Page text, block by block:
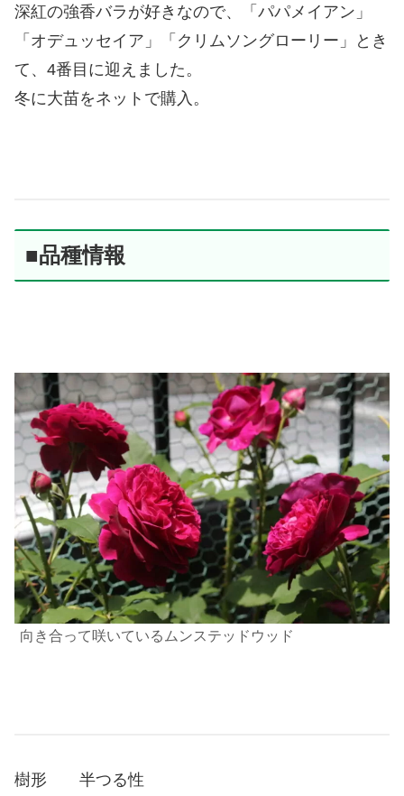
深紅の強香バラが好きなので、「パパメイアン」
「オデュッセイア」「クリムソングローリー」とき
て、4番目に迎えました。
冬に大苗をネットで購入。
■品種情報
向き合って咲いているムンステッドウッド
樹形 半つる性